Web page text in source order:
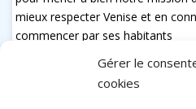
Gérer le
cookies
mieux respecter Venise et en
commencer par ses habitants